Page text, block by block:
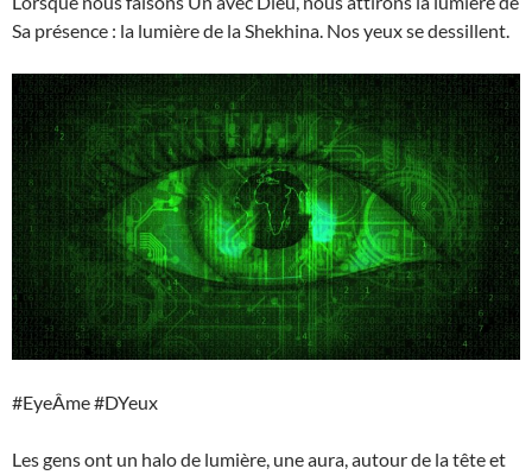
Sa présence : la lumière de la Shekhina. Nos yeux se dessillent.
#EyeÂme #DYeux
Les gens ont un halo de lumière, une aura, autour de la tête et